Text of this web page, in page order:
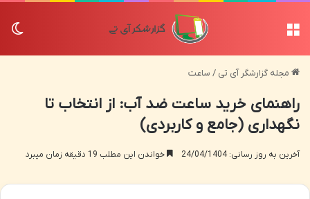
مجله گزارشگر آی تی / ساعت
راهنمای خرید ساعت ضد آب: از انتخاب تا
نگهداری (جامع و کاربردی)
آخرین به روز رسانی: 24/04/1404 خواندن این مطلب 19 دقیقه زمان میبرد